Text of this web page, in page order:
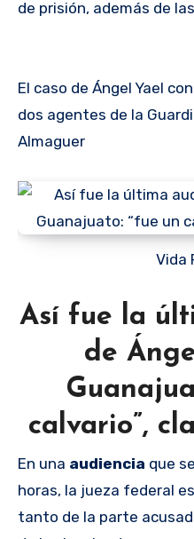
de prisión, además de
El caso de Ángel Yael
dos agentes de la
Almaguer
Así fue la
de
calvario”,
En una audiencia que
horas, la jueza federal
tanto de la parte